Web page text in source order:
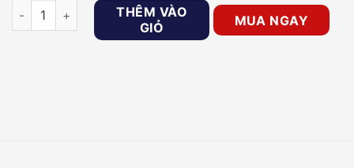
Bộ kiểm soát cửa độc lập (1 cửa) DAHUA DHI-ASI1212F số
THÊM VÀO
GIỎ
MUA NGAY